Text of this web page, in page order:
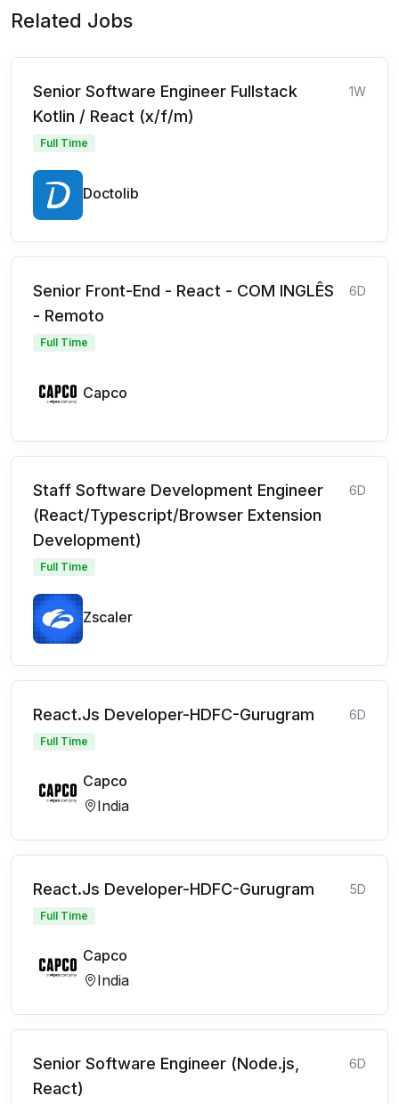
Related Jobs
Senior Software Engineer Fullstack
Kotlin / React (x/f/m)
1W
Full Time
Doctolib
Senior Front-End - React - COM INGLÊS
- Remoto
6D
Full Time
Capco
Staff Software Development Engineer
(React/Typescript/Browser Extension
Development)
6D
Full Time
Zscaler
React.Js Developer-HDFC-Gurugram 6D
Full Time
Capco
India
React.Js Developer-HDFC-Gurugram 5D
Full Time
Capco
India
Senior Software Engineer (Node.js,
React)
6D